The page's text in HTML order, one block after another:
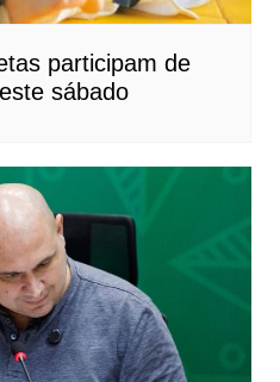
participam de
sábado